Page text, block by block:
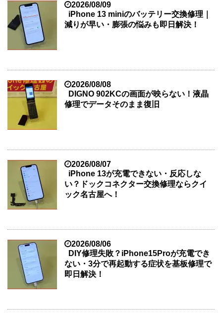
2026/08/09
iPhone 13 miniのバッテリー交換修理｜
減りが早い・膨張の悩みも即日解決！
2026/08/08
DIGNO 902KCの画面が映らない！液晶
修理でデータそのまま復旧
2026/08/07
iPhone 13が充電できない・反応しな
い？ドックコネクター交換修理ならクイ
ック名古屋へ！
2026/08/06
DIY修理失敗？iPhone15Proが充電でき
ない・3分で再起動する症状を基板修理で
即日解決！